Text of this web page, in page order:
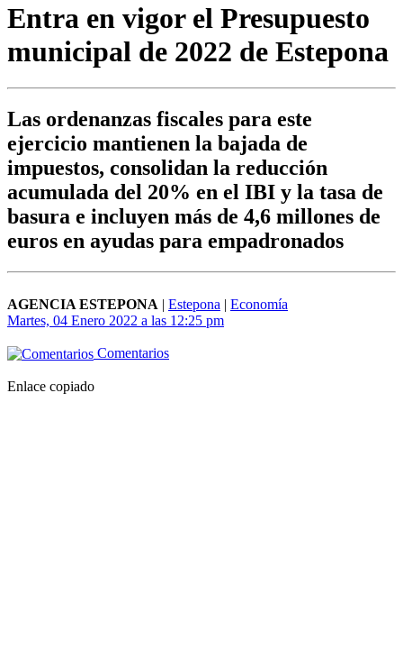
Entra en vigor el Presupuesto
municipal de 2022 de Estepona
Las ordenanzas fiscales para este
ejercicio mantienen la bajada de
impuestos, consolidan la reducción
acumulada del 20% en el IBI y la tasa de
basura e incluyen más de 4,6 millones de
euros en ayudas para empadronados
AGENCIA ESTEPONA | Estepona | Economía
Martes, 04 Enero 2022 a las 12:25 pm
Comentarios
Enlace copiado